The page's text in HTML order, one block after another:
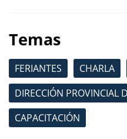
Temas
FERIANTES CHARLA
DIRECCIÓN PROVINCIAL
CAPACITACIÓN